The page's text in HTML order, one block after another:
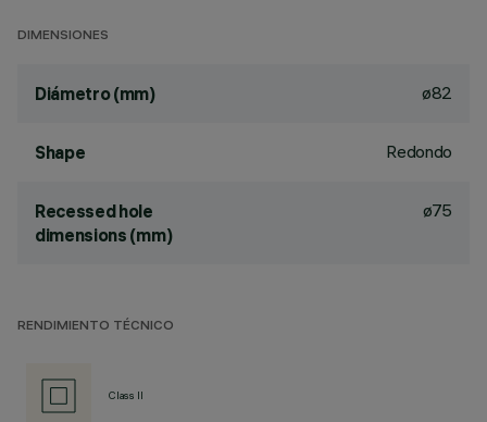
DIMENSIONES
Diámetro (mm) ø82
Shape Redondo
Recessed hole
dimensions (mm)
ø75
RENDIMIENTO TÉCNICO
Class II